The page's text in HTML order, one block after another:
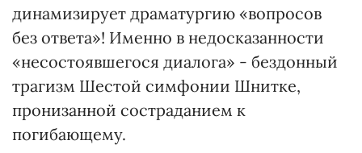
динамизирует драматургию «вопросов
без ответа»! Именно в недосказанности
«несостоявшегося диалога» - бездонный
трагизм Шестой симфонии Шнитке,
пронизанной состраданием к
погибающему.